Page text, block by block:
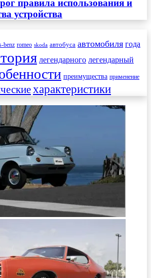
правила использования и
устройства
benz romeo skoda автобуса автомобиля года
легендарного легендарный
преимущества применение
характеристики